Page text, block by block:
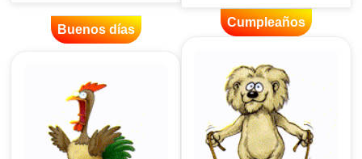
Buenos días
Cumpleaños